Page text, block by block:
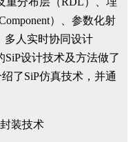
）、参数化射
多人实时协同设计
SiP设计技术及方法做了
了SiP仿真技术，并通